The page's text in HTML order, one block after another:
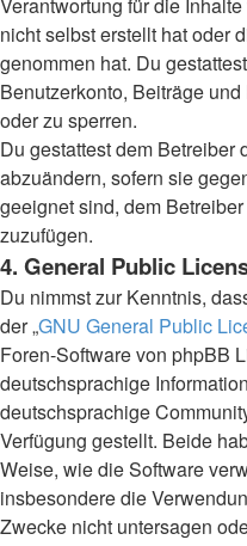
nicht selbst erstellt hat oder
genommen hat. Du
Benutzerkonto, Beiträge
oder zu sperren.
Du gestattest dem
abzuändern, sofern sie
geeignet sind, dem
zuzufügen.
4. General Public
Du nimmst zur Kenntnis,
der „GNU General Public
Foren-Software von phpBB
deutschsprachige
deutschsprachige
Verfügung gestellt. Beide
Weise, wie die Software
insbesondere die
Zwecke nicht untersagen